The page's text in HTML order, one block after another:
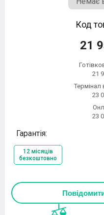
Код
21
21
Термінал
23
23
Гарантія:
12 місяців
безкоштовно